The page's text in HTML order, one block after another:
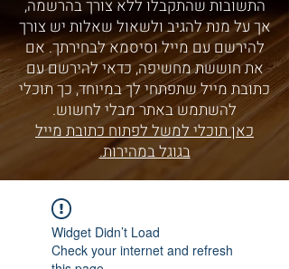
התשובות שהתקבלו ללא צורך בהרשמה,
אך על מנת להגיב ולשאול שאלות יש צורך
להירשם עם מייל וסיסמא לבחירתך. אם
את חוששת מחשיפה, כדאי להירשם עם
כתובת מייל שתפתחי לך במיוחד, כך תוכלי
להשתמש באתר מבלי לחשוש.
כאן תוכלי למשל לפתוח כתובת מייל
בגוגל במהירות.
Widget Didn’t Load
Check your internet and refresh